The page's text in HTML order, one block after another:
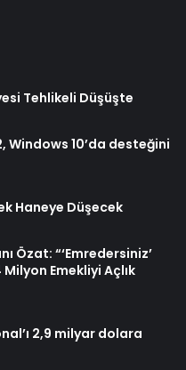
Tehlikeli Düşüşte
Windows 10’da desteğini
Haneye Düşecek
Özat: “‘Emredersiniz’
Emekliyi Açlık
2,9 milyar dolara